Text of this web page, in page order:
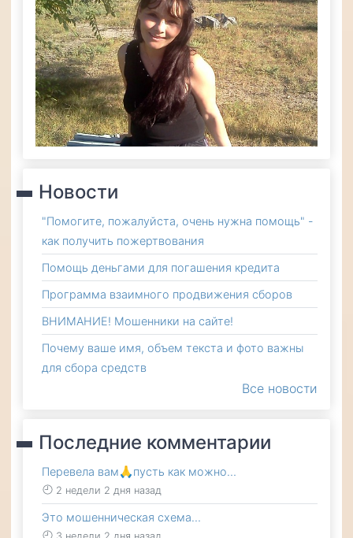
Новости
"Помогите, пожалуйста, очень нужна помощь" -
как получить пожертвования
Помощь деньгами для погашения кредита
Программа взаимного продвижения сборов
ВНИМАНИЕ! Мошенники на сайте!
Почему ваше имя, объем текста и фото важны
для сбора средств
Все новости
Последние комментарии
Перевела вам🙏пусть как можно…
2 недели 2 дня назад
Это мошенническая схема…